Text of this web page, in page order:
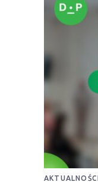
AKTUALNOŚCI